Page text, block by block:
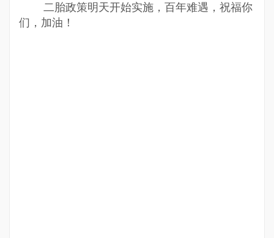
二胎政策明天开始实施，百年难遇，祝福你
们，加油！